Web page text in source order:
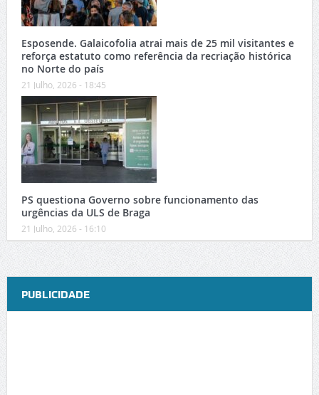
Esposende. Galaicofolia atrai mais de 25 mil visitantes e
reforça estatuto como referência da recriação histórica
no Norte do país
21 Julho, 2026 - 18:45
PS questiona Governo sobre funcionamento das
urgências da ULS de Braga
21 Julho, 2026 - 16:10
PUBLICIDADE